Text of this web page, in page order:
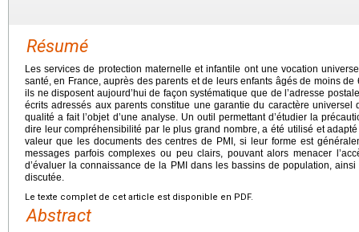
Résumé
Les services de protection maternelle et infantile ont une vocation
santé, en France, auprès des parents et de leurs enfants âgés de moins
ils ne disposent aujourd’hui de façon systématique que de l’adresse
écrits adressés aux parents constitue une garantie du caractère universel
qualité a fait l’objet d’une analyse. Un outil permettant d’étudier la
dire leur compréhensibilité par le plus grand nombre, a été utilisé et
valeur que les documents des centres de PMI, si leur forme est
messages parfois complexes ou peu clairs, pouvant alors menacer
d’évaluer la connaissance de la PMI dans les bassins de population,
discutée.
Le texte complet de cet article est disponible en PDF.
Abstract